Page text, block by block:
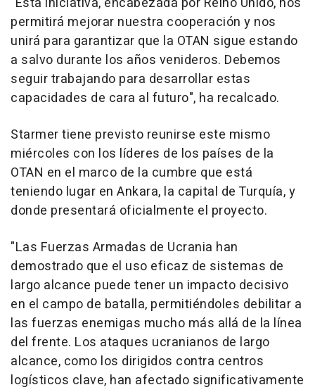
permitirá mejorar nuestra cooperación y nos
unirá para garantizar que la OTAN sigue estando
a salvo durante los años venideros. Debemos
seguir trabajando para desarrollar estas
capacidades de cara al futuro", ha recalcado.
Starmer tiene previsto reunirse este mismo
miércoles con los líderes de los países de la
OTAN en el marco de la cumbre que está
teniendo lugar en Ankara, la capital de Turquía, y
donde presentará oficialmente el proyecto.
"Las Fuerzas Armadas de Ucrania han
demostrado que el uso eficaz de sistemas de
largo alcance puede tener un impacto decisivo
en el campo de batalla, permitiéndoles debilitar a
las fuerzas enemigas mucho más allá de la línea
del frente. Los ataques ucranianos de largo
alcance, como los dirigidos contra centros
logísticos clave, han afectado significativamente